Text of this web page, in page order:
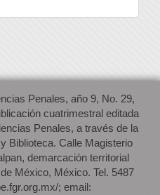
Penales, año 9, No. 29,
cuatrimestral editada
Penales, a través de la
Biblioteca. Calle Magisterio
demarcación territorial
México, México. Tel. 5487
; email: